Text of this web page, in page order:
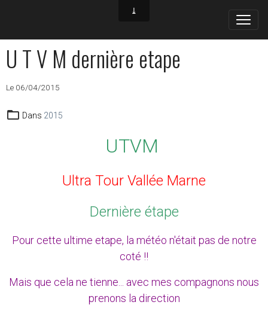
U T V M dernière etape
Le 06/04/2015
Dans 2015
UTVM
Ultra Tour Vallée Marne
Dernière étape
Pour cette ultime etape, la météo n'était pas de notre
coté !!
Mais que cela ne tienne... avec mes compagnons nous
prenons la direction